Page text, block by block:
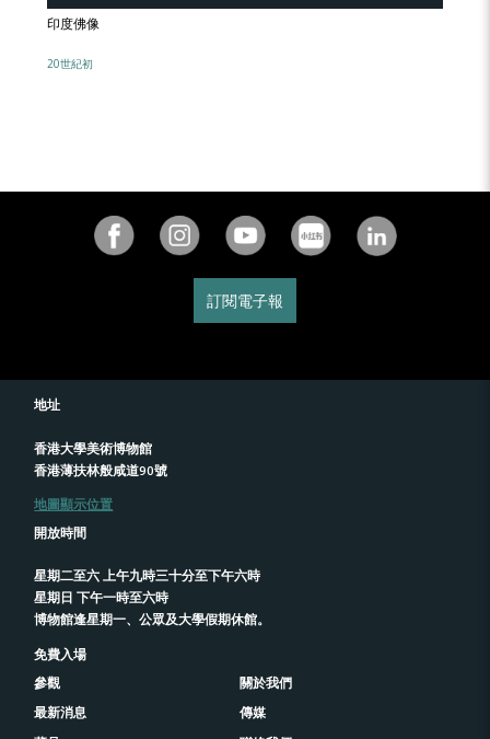
印度佛像
20世紀初
訂閱電子報
地址
香港大學美術博物館
香港薄扶林般咸道90號
地圖顯示位置
開放時間
星期二至六 上午九時三十分至下午六時
星期日 下午一時至六時
博物館逢星期一、公眾及大學假期休館。
免費入場
參觀
關於我們
最新消息
傳媒